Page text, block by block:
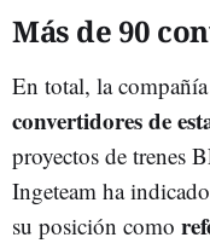
Más de 90
En total, la compañía
convertidores de
proyectos de trenes
Ingeteam ha
su posición como